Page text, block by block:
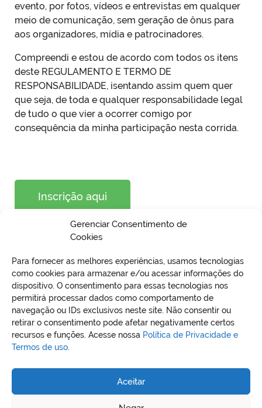
Gerenciar Consentimento de
Cookies
Para fornecer as melhores experiências, usamos tecnologias
como cookies para armazenar e/ou acessar informações do
dispositivo. O consentimento para essas tecnologias nos
permitirá processar dados como comportamento de
navegação ou IDs exclusivos neste site. Não consentir ou
retirar o consentimento pode afetar negativamente certos
recursos e funções. Acesse nossa Política de Privacidade e
Termos de uso.
Aceitar
evento, por fotos, vídeos e entrevistas em qualquer
meio de comunicação, sem geração de ônus para
aos organizadores, mídia e patrocinadores.
Compreendi e estou de acordo com todos os itens
deste REGULAMENTO E TERMO DE
RESPONSABILIDADE, isentando assim quem quer
que seja, de toda e qualquer responsabilidade legal
de tudo o que vier a ocorrer comigo por
consequência da minha participação nesta corrida.
Inscrição aqui